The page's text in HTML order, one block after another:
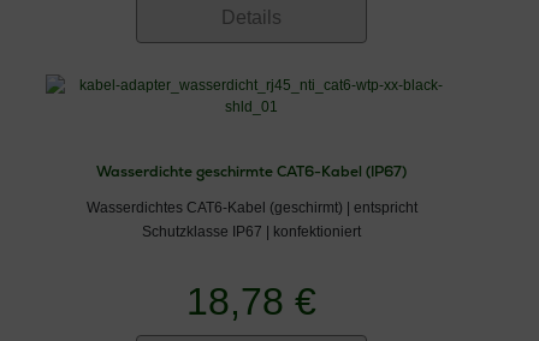
Details
Wasserdichte geschirmte CAT6-Kabel (IP67)
Wasserdichtes CAT6-Kabel (geschirmt) | entspricht
Schutzklasse IP67 | konfektioniert
18,78 €